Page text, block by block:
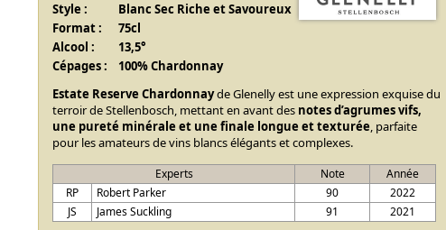
Style :
Blanc Sec Riche et Savoureux
Format :
75cl
Alcool :
13,5°
Cépages :
100% Chardonnay
Estate Reserve Chardonnayde Glenelly est une expression exquise du
terroir de Stellenbosch, mettant en avant des notes d’agrumes vifs,
une pureté minérale et une finale longue et texturée, parfaite
pour les amateurs de vins blancs élégants et complexes.
Experts Note
Année
RP
Robert Parker 90
2022
JS
James Suckling 91 2021